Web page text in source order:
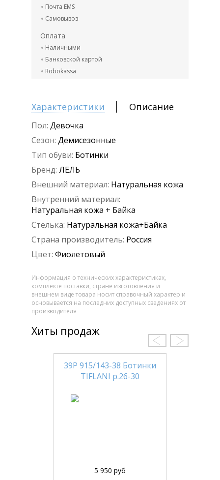
Почта EMS
Самовывоз
Оплата
Наличными
Банковской картой
Robokassa
Характеристики Описание
Пол: Девочка
Сезон: Демисезонные
Тип обуви: Ботинки
Бренд: ЛЕЛЬ
Внешний материал: Натуральная кожа
Внутренний материал:
Натуральная кожа + Байка
Стелька: Натуральная кожа+Байка
Страна производитель: Россия
Цвет: Фиолетовый
Информация о технических характеристиках,
комплекте поставки, стране изготовления и
внешнем виде товара носит справочный характер и
основывается на последних доступных сведениях от
производителя
Хиты продаж
39Р 915/143-38 Ботинки
TIFLANI р.26-30
5 950 руб